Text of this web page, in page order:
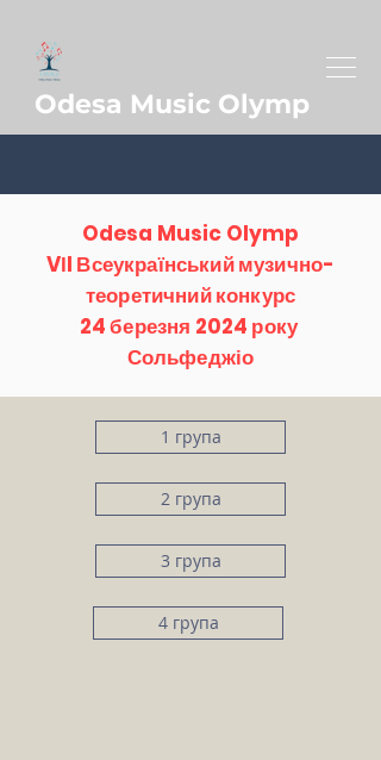
Odesa Music Olymp
Odesa Music Olymp
VІI Всеукраїнський музично-
теоретичний конкурс
24 березня 2024 року
Сольфеджіо
1 група
2 група
3 група
4 група